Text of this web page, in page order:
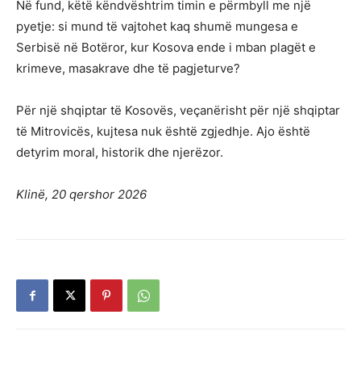
Në fund, këtë këndvështrim timin e përmbyll me një
pyetje: si mund të vajtohet kaq shumë mungesa e
Serbisë në Botëror, kur Kosova ende i mban plagët e
krimeve, masakrave dhe të pagjeturve?
Për një shqiptar të Kosovës, veçanërisht për një shqiptar
të Mitrovicës, kujtesa nuk është zgjedhje. Ajo është
detyrim moral, historik dhe njerëzor.
Klinë, 20 qershor 2026